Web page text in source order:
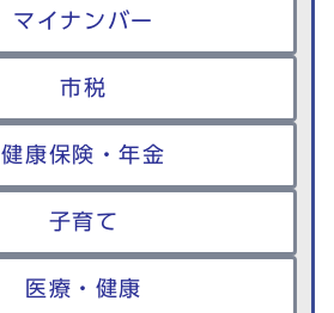
マイナンバー
市税
健康保険・年金
子育て
医療・健康